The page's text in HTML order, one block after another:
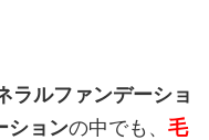
ラルファンデーショ
ションの中でも、 毛